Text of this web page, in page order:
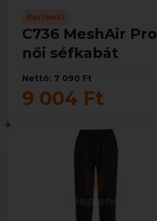
Portwest
C736 MeshAir Pro
női séfkabát
Nettó: 7 090 Ft
9 004 Ft